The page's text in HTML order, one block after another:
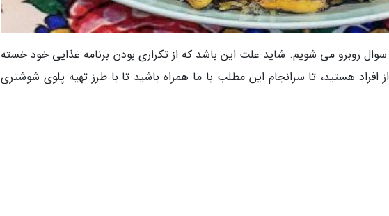
روبرو می شویم. شاید علت این باشد که از تکراری بودن برنامه غذایی خود خسته
هستید، تا سرانجام این مطلب با ما همراه باشید تا با طرز تهیه پلوی شوشتری